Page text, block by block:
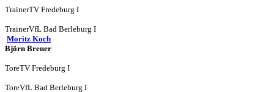
TrainerTV Fredeburg I
TrainerVfL Bad Berleburg I
Moritz Koch
Björn Breuer
ToreTV Fredeburg I
ToreVfL Bad Berleburg I